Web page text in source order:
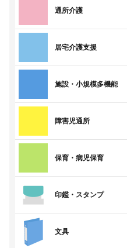
通所介護
居宅介護支援
施設・小規模多機能
障害児通所
保育・病児保育
印鑑・スタンプ
文具